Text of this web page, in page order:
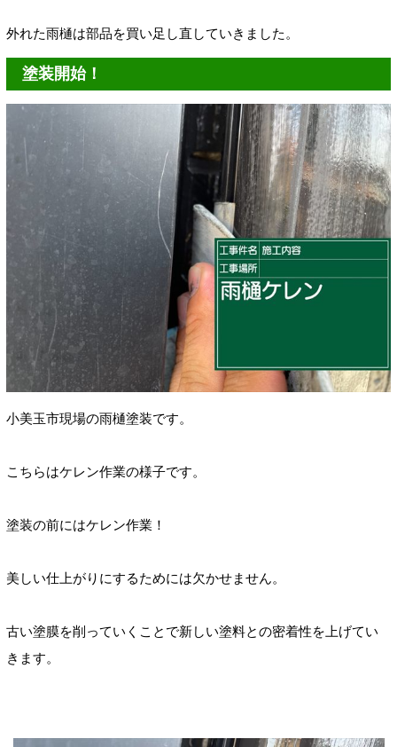
外れた雨樋は部品を買い足し直していきました。
塗装開始！
小美玉市現場の雨樋塗装です。
こちらはケレン作業の様子です。
塗装の前にはケレン作業！
美しい仕上がりにするためには欠かせません。
古い塗膜を削っていくことで新しい塗料との密着性を上げてい
きます。